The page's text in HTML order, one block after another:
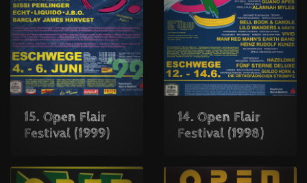
15. Open Flair
Festival (1999)
14. Open Flair
Festival (1998)